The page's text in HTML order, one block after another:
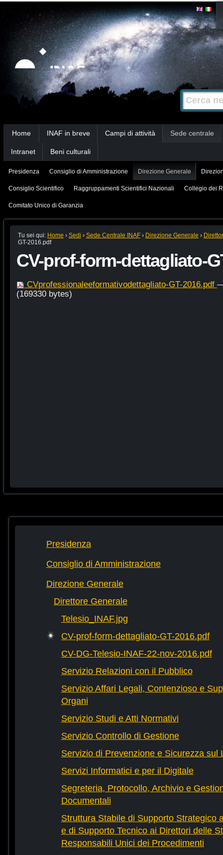
Strumenti
personali
Salta
contenuti.
|
Salta
alla
navigazione
Cerca nel
Ricerca
avanzata…
Home INAF in breve Campi di attività Sede centrale
Intranet Beni culturali
Presidenza Consiglio di Amministrazione Direzione Generale
Consiglio Scientifico Raggruppamenti Scientifici Nazionali Collegio dei
Comitato Unico di Garanzia
Tu sei qui: Home › Sedi › Sede Centrale INAF › Direzione Generale ›
GT-2016.pdf
CV-prof-form-dettagliato-
CVprofessionaleeformativodettagliato-GT-2016.pdf
(169330 bytes)
Presidenza
Consiglio di Amministrazione
Direzione Generale
Direttore Generale
Telesio_INAF.jpg
CV-prof-form-dettagliato-GT-2016.pdf
CV-DG-Telesio-INAF-22-nov-2016.pdf
Servizio Relazioni con il Pubblico
Servizio Affari Legali, Contenzioso e
Organi
Servizio Studi e Atti Normativi
Servizio Controllo di Gestione
Servizio di Prevenzione e Sicurezza sul
Servizi Informatici e per il Digitale
Segreteria, Protocollo, Archivio e
Documentali
Struttura Stabile di Supporto Strategico
e di Supporto Tecnico ai Direttori delle
Responsabili Unici dei Procedimenti